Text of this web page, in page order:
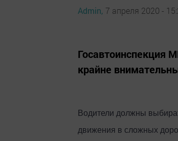
Admin, 7 апреля 2020 -
Госавтоинспекция
крайне
Водители должны
движения в сложных